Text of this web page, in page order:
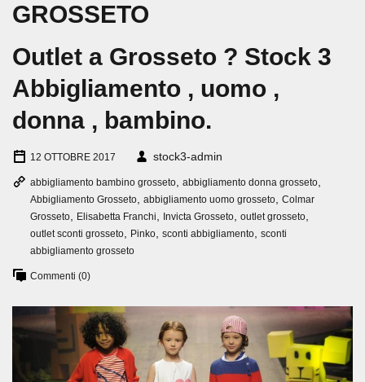
GROSSETO
Outlet a Grosseto ? Stock 3
Abbigliamento , uomo ,
donna , bambino.
12 OTTOBRE 2017 stock3-admin
abbigliamento bambino grosseto abbigliamento donna grosseto
Abbigliamento Grosseto abbigliamento uomo grosseto Colmar
Grosseto
Elisabetta Franchi Invicta Grosseto outlet grosseto
outlet sconti grosseto Pinko sconti abbigliamento sconti
abbigliamento grosseto
Commenti (0)